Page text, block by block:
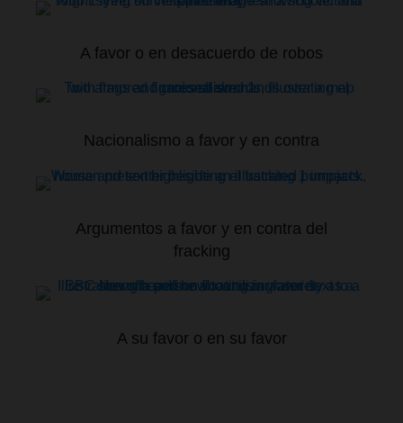
A favor o en desacuerdo de robos
Nacionalismo a favor y en contra
Argumentos a favor y en contra del
fracking
A su favor o en su favor